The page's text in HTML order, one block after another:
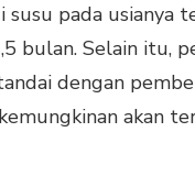
pada usianya
bulan. Selain itu,
dengan
akan